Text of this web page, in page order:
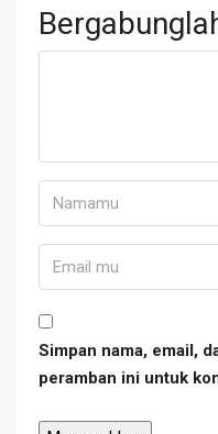
Simpan nama, email,
peramban ini untuk